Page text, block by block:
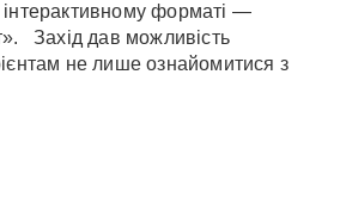
форматі —
Захід дав можливість
не лише ознайомитися з